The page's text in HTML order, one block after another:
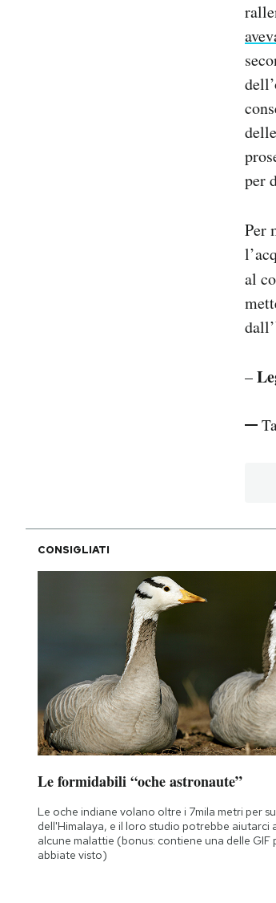
per
Per
al
–
CONSIGLIATI
Le formidabili “oche astronaute”
Le oche indiane volano oltre i 7mila metri per
dell'Himalaya, e il loro studio potrebbe aiutarci
alcune malattie (bonus: contiene una delle GIF
abbiate visto)